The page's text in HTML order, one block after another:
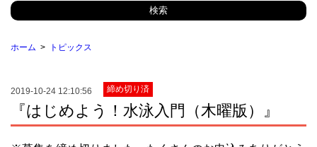
ホーム トピックス
2019-10-24 12:10:56 締め切り済
『はじめよう！水泳入門（木曜版）』